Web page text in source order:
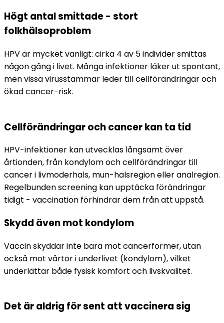
Högt antal smittade - stort
folkhälsoproblem
HPV är mycket vanligt: cirka 4 av 5 individer smittas
någon gång i livet. Många infektioner läker ut spontant,
men vissa virusstammar leder till cellförändringar och
ökad cancer-risk.
Cellförändringar och cancer kan ta tid
HPV-infektioner kan utvecklas långsamt över
årtionden, från kondylom och cellförändringar till
cancer i livmoderhals, mun-halsregion eller analregion.
Regelbunden screening kan upptäcka förändringar
tidigt - vaccination förhindrar dem från att uppstå.
Skydd även mot kondylom
Vaccin skyddar inte bara mot cancerformer, utan
också mot vårtor i underlivet (kondylom), vilket
underlättar både fysisk komfort och livskvalitet.
Det är aldrig för sent att vaccinera sig